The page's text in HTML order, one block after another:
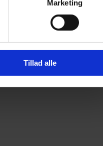
Marketing
Tillad alle